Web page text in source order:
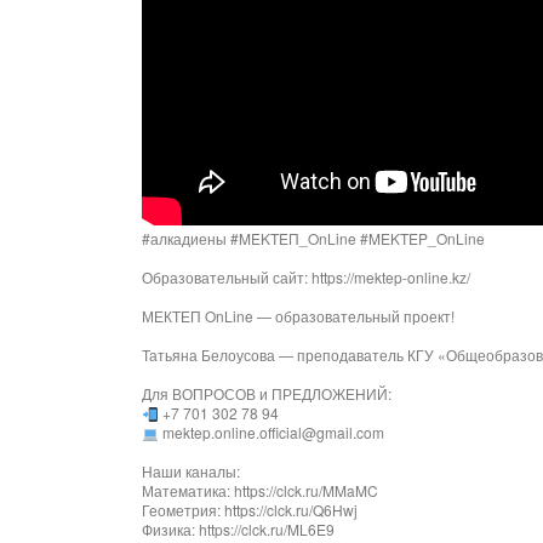
#алкадиены #MEKTEП_OnLine #MEKTEP_OnLine
Образовательный сайт: https://mektep-online.kz/
МЕКТЕП OnLine — образовательный проект!
Татьяна Белоусова — преподаватель КГУ
Для ВОПРОСОВ и ПРЕДЛОЖЕНИЙ:
+7 701 302 78 94
mektep.online.official@gmail.com
Наши каналы:
Математика: https://clck.ru/MMaMC
Геометрия: https://clck.ru/Q6Hwj
Физика: https://clck.ru/ML6E9